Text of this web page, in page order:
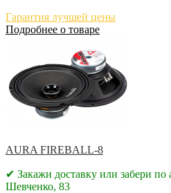
Гарантия лучшей цены
Подробнее о товаре
AURA FIREBALL-8
✔ Закажи доставку или забери по
Шевченко, 83